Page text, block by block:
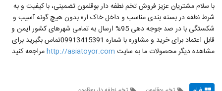
با سلام مشتریان عزیز فروش تخم نطفه دار بوقلمون تضمینی، با کیفیت و به
شرط نطفه در بسته بندی مناسب و داخل خاک اره بدون هیچ گونه آسیب و
شکستگی با در صد جوجه دهی 95% ارسال به تمامی شهرهای کشور ایمن و
قابل اعتماد برای خرید و مشاوره با شماره 09913415391تماس بگیرید برای
مشاهده دیگر محصولات ما به سایت http://asiatoyor.comمراجعه کنید